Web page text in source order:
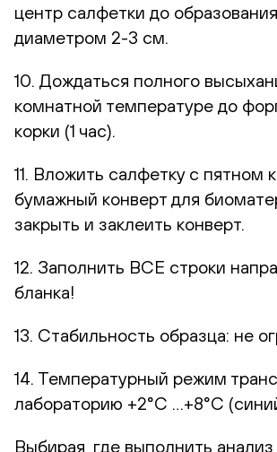
центр салфетки до
диаметром 2-3 см.
10. Дождаться полного
комнатной температуре до
корки (1 час).
11. Вложить салфетку с пятном
бумажный конверт для
закрыть и заклеить конверт.
12. Заполнить ВСЕ строки
бланка!
13. Стабильность образца: не
14. Температурный режим
лабораторию +2°С …+8°С
Выбирая, где выполнить анализ